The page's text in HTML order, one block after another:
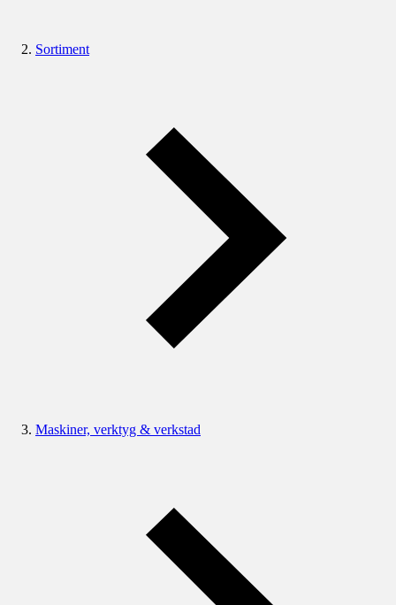
Sortiment
Maskiner, verktyg & verkstad